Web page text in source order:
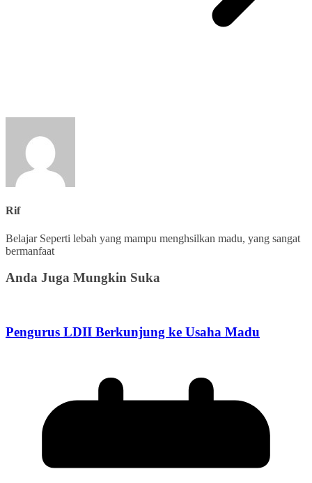
Rif
Belajar Seperti lebah yang mampu menghsilkan madu, yang sangat
bermanfaat
Anda Juga Mungkin Suka
Pengurus LDII Berkunjung ke Usaha Madu